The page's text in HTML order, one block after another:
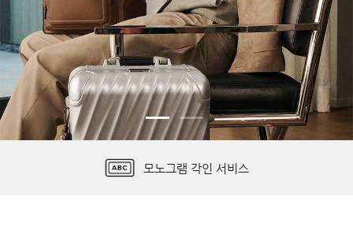
무료 배송 & 편리한 반품
제품 보증 정책
모노그램 각인 서비스
투미 트레이서 등록